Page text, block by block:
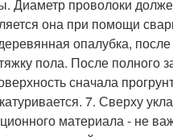
Диаметр проволоки
она при помощи
опалубка,
пола. После полного
сначала
7. Сверху
материала - не